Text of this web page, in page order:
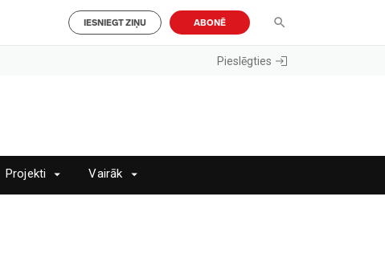
IESNIEGT ZIŅU ABONĒ
Pieslēgties
Projekti Vairāk